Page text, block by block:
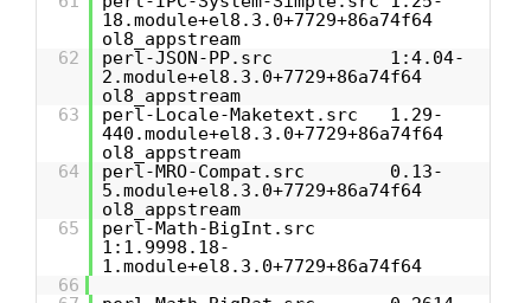
18.module+el8.3.0+7729+86a74f64
ol8_appstream
62
perl-JSON-PP.src 1:4.04-
2.module+el8.3.0+7729+86a74f64
ol8_appstream
63
perl-Locale-Maketext.src 1.29-
440.module+el8.3.0+7729+86a74f64
ol8_appstream
64
perl-MRO-Compat.src 0.13-
5.module+el8.3.0+7729+86a74f64
ol8_appstream
65
perl-Math-BigInt.src
1:1.9998.18-
1.module+el8.3.0+7729+86a74f64
66